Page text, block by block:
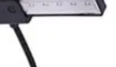
Dépannage et révisionsDépannage